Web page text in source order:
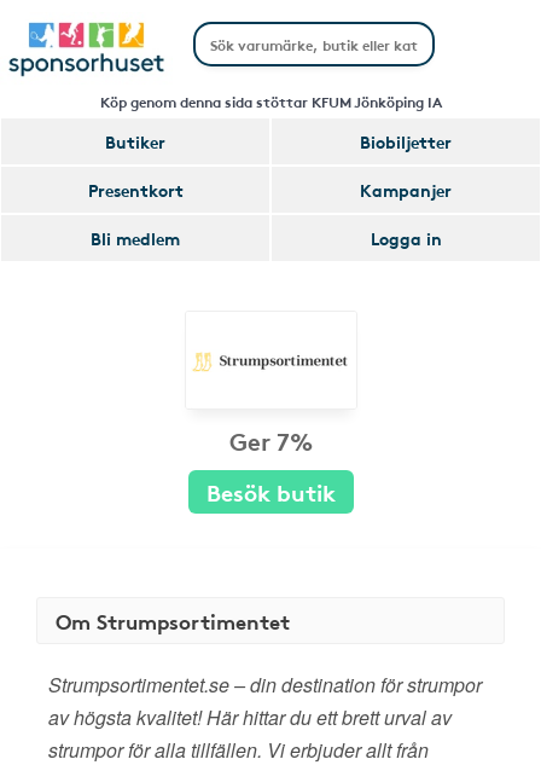
Köp genom denna sida stöttar KFUM Jönköping IA
Butiker
Biobiljetter
Presentkort
Kampanjer
Bli medlem
Logga in
Ger 7%
Besök butik
Om Strumpsortimentet
Strumpsortimentet.se – din destination för strumpor
av högsta kvalitet! Här hittar du ett brett urval av
strumpor för alla tillfällen. Vi erbjuder allt från